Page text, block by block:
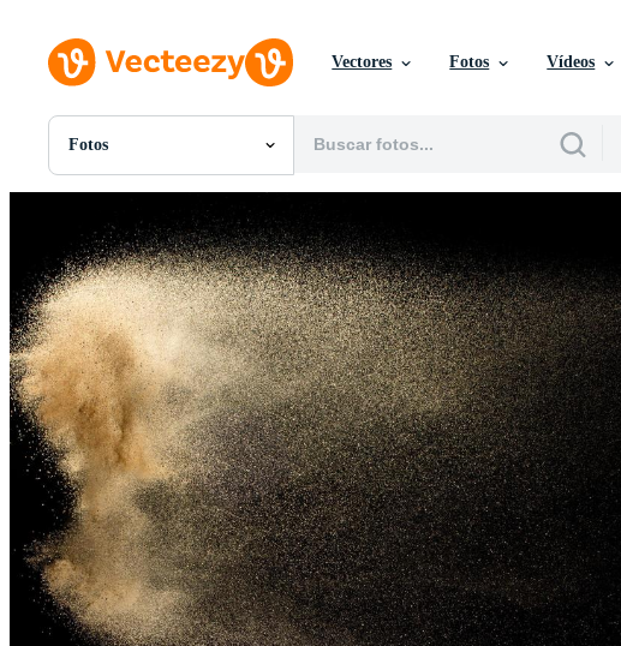
Vectores Fotos Vídeos
Fotos
Todas Imágenes
PNGs
PSDs
SVGs
Plantillas
Vectores
Videos
Gráficos en Movimiento
Imágenes Editoriales
Eventos Editoriales